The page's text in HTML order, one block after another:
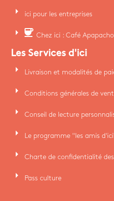
arrow_right ici pour les entreprises
arrow_right coffee Chez ici : Café Apapacho
Les Services d'ici
arrow_right Livraison et modalités de
arrow_right Conditions générales de
arrow_right Conseil de lecture
arrow_right Le programme "les amis
arrow_right Charte de confidentialité
arrow_right Pass culture